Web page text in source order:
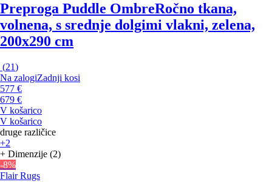
Preproga Puddle OmbreRočno tkana,
volnena, s srednje dolgimi vlakni, zelena,
200x290 cm
(21)
Na zalogiZadnji kosi
577 €
679 €
V košarico
V košarico
druge različice
+2
+ Dimenzije (2)
-8%
Flair Rugs